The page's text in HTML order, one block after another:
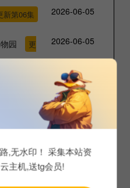
新第06集 2026-06-05
园
更
2026-06-05
2026-06-05
2026-06-05
第15集 2026-06-05
,无水印！ 采集本站资
主机,送tg会员!